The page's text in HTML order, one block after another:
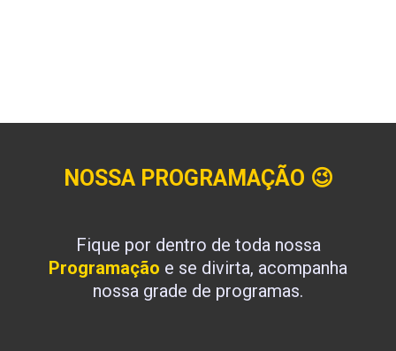
NOSSA PROGRAMAÇÃO 😉
Fique por dentro de toda nossa
Programação e se divirta, acompanha
nossa grade de programas.